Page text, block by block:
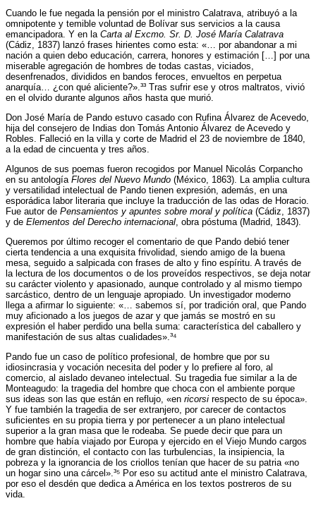
Cuando le fue negada la pensión por el ministro Calatrava, atribuyó a la
omnipotente y temible voluntad de Bolívar sus servicios a la causa
emancipadora. Y en la Carta al Excmo. Sr. D. José María Calatrava
(Cádiz, 1837) lanzó frases hirientes como esta: «… por abandonar a mi
nación a quien debo educación, carrera, honores y estimación […] por una
miserable agregación de hombres de todas castas, viciados,
desenfrenados, divididos en bandos feroces, envueltos en perpetua
anarquía… ¿con qué aliciente?».³³ Tras sufrir ese y otros maltratos, vivió
en el olvido durante algunos años hasta que murió.
Don José María de Pando estuvo casado con Rufina Álvarez de Acevedo,
hija del consejero de Indias don Tomás Antonio Álvarez de Acevedo y
Robles. Falleció en la villa y corte de Madrid el 23 de noviembre de 1840,
a la edad de cincuenta y tres años.
Algunos de sus poemas fueron recogidos por Manuel Nicolás Corpancho
en su antología Flores del Nuevo Mundo (México, 1863). La amplia cultura
y versatilidad intelectual de Pando tienen expresión, además, en una
esporádica labor literaria que incluye la traducción de las odas de Horacio.
Fue autor de Pensamientos y apuntes sobre moral y política (Cádiz, 1837)
y de Elementos del Derecho internacional, obra póstuma (Madrid, 1843).
Queremos por último recoger el comentario de que Pando debió tener
cierta tendencia a una exquisita frivolidad, siendo amigo de la buena
mesa, seguido a salpicada con frases de alto y fino espíritu. A través de
la lectura de los documentos o de los proveídos respectivos, se deja notar
su carácter violento y apasionado, aunque controlado y al mismo tiempo
sarcástico, dentro de un lenguaje apropiado. Un investigador moderno
llega a afirmar lo siguiente: «… sabemos sí, por tradición oral, que Pando
muy aficionado a los juegos de azar y que jamás se mostró en su
expresión el haber perdido una bella suma: característica del caballero y
manifestación de sus altas cualidades».³⁴
Pando fue un caso de político profesional, de hombre que por su
idiosincrasia y vocación necesita del poder y lo prefiere al foro, al
comercio, al aislado devaneo intelectual. Su tragedia fue similar a la de
Monteagudo: la tragedia del hombre que choca con el ambiente porque
sus ideas son las que están en reflujo, «en ricorsi respecto de su época».
Y fue también la tragedia de ser extranjero, por carecer de contactos
suficientes en su propia tierra y por pertenecer a un plano intelectual
superior a la gran masa que le rodeaba. Se puede decir que para un
hombre que había viajado por Europa y ejercido en el Viejo Mundo cargos
de gran distinción, el contacto con las turbulencias, la insipiencia, la
pobreza y la ignorancia de los criollos tenían que hacer de su patria «no
un hogar sino una cárcel».³⁵ Por eso su actitud ante el ministro Calatrava,
por eso el desdén que dedica a América en los textos postreros de su
vida.